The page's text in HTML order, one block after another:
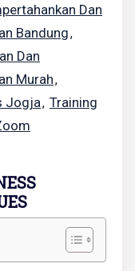
Dan
Bandung,
Dan
Murah,
Jogja, Training